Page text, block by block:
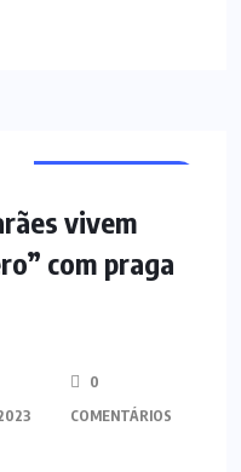
vivem
com praga
0
COMENTÁRIOS